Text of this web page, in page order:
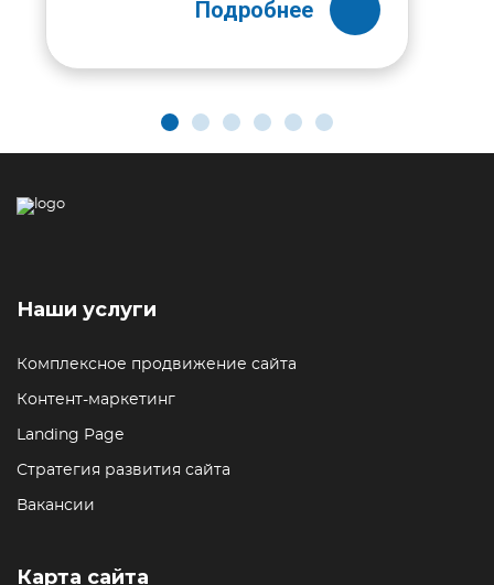
Подробнее
Наши услуги
Комплексное продвижение сайта
Контент-маркетинг
Landing Page
Стратегия развития сайта
Вакансии
Карта сайта